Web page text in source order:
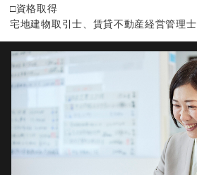
□資格取得
宅地建物取引士、賃貸不動産経営管理士